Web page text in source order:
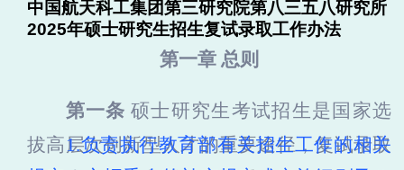
中国航天科工集团第三研究院第八三五八研究所
2025年硕士研究生招生复试录取工作办法
第一章 总则
第一条 硕士研究生考试招生是国家选
拔高层次创新型人才的重要途径，复试录取
1.负责执行教育部有关招生工作的相关